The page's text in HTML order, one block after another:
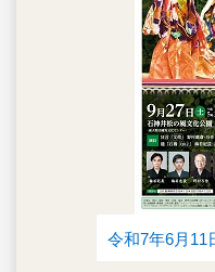
令和7年6月11